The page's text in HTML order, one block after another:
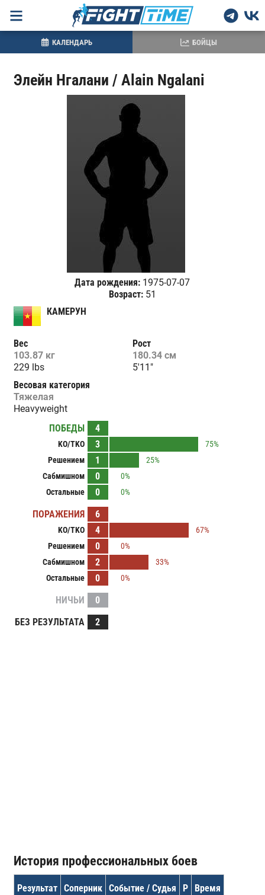
Элейн Нгалани / Alain Ngalani
Дата рождения: 1975-07-07
Возраст:51
КАМЕРУН
Вес
103.87 кг
229 lbs
Рост
180.34 см
5'11"
Весовая категория
Тяжелая
Heavyweight
ПОБЕДЫ
4
KO/TKO 3
75%
Решением
1
25%
Сабмишном
0
0%
Остальные
0 0%
ПОРАЖЕНИЯ 6
KO/TKO 4
67%
Решением
0
0%
Сабмишном
2
33%
Остальные
0 0%
НИЧЬИ
0
БЕЗ РЕЗУЛЬТАТА
2
История профессиональных боев
Результат Соперник Событие / Судья Р Время
КАЛЕНДАРЬ БОЙЦЫ